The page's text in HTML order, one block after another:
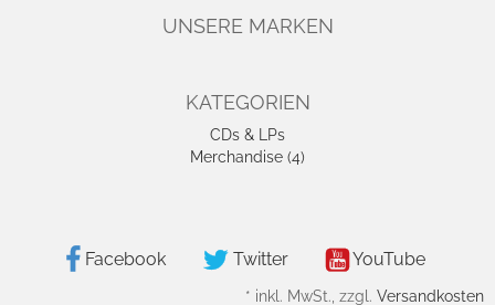
UNSERE MARKEN
KATEGORIEN
CDs & LPs
Merchandise (4)
Facebook Twitter YouTube
* inkl. MwSt., zzgl. Versandkosten